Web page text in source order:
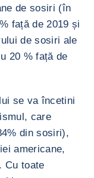
de sosiri (în
față de 2019 și
de sosiri ale
20 % față de
se va încetini
care
din sosiri),
americane,
Cu toate